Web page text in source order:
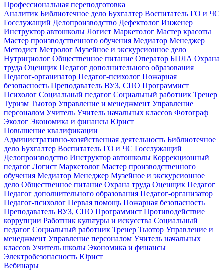
Профессиональная переподготовка
Аналитик Библиотечное дело Бухгалтер Воспитатель ГО и ЧС
Госслужащий Делопроизводство Дефектолог Инженер
Инструктор автошколы Логист Маркетолог Мастер красоты
Мастер производственного обучения Медиатор Менеджер
Методист Метролог Музейное и экскурсионное дело
Нутрициолог Общественное питание Оператор БПЛА Охрана
труда Оценщик Педагог дополнительного образования
Педагог-организатор Педагог-психолог Пожарная
безопасность Преподаватель ВУЗ, СПО Программист
Психолог Социальный педагог Социальный работник Тренер
Туризм Тьютор Управление и менеджмент Управление
персоналом Учитель Учитель начальных классов Фотограф
Эколог Экономика и финансы Юрист
Повышение квалификации
Административно-хозяйственная деятельность Библиотечное
дело Бухгалтер Воспитатель ГО и ЧС Госслужащий
Делопроизводство Инструктор автошколы Коррекционный
педагог Логист Маркетолог Мастер производственного
обучения Медиатор Менеджер Музейное и экскурсионное
дело Общественное питание Охрана труда Оценщик Педагог
Педагог дополнительного образования Педагог-организатор
Педагог-психолог Первая помощь Пожарная безопасность
Преподаватель ВУЗ, СПО Программист Противодействие
коррупции Работник культуры и искусства Социальный
педагог Социальный работник Тренер Тьютор Управление и
менеджмент Управление персоналом Учитель начальных
классов Учитель школы Экономика и финансы
Электробезопасность Юрист
Вебинары